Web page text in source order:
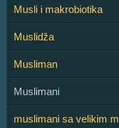
Musli i makrobiotika
Muslidža
Musliman
Muslimani
muslimani sa velikim m